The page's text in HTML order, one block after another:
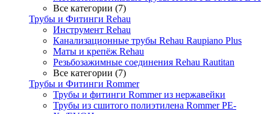
Все категории (7)
Трубы и Фитинги Rehau
Инструмент Rehau
Канализационные трубы Rehau Raupiano Plus
Маты и крепёж Rehau
Резьбозажимные соединения Rehau Rautitan
Все категории (7)
Трубы и Фитинги Rommer
Трубы и фитинги Rommer из нержавейки
Трубы из сшитого полиэтилена Rommer PE-